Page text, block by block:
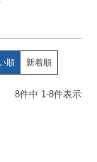
順 新着順
8件中 1-8件表示